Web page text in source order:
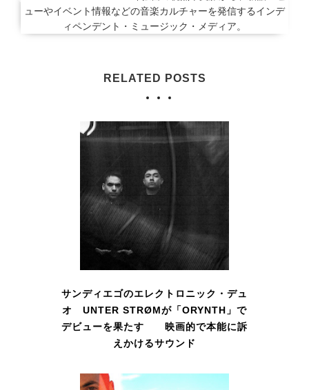
ューやイベント情報などの音楽カルチャーを発信するインデ
ィペンデント・ミュージック・メディア。
RELATED POSTS
サンディエゴのエレクトロニック・デュ
オ UNTER STRØMが「ORYNTH」で
デビューを果たす 映画的で本能に訴
えかけるサウンド